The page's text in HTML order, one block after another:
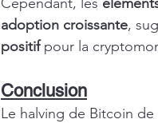
adoption croissante,
positif pour la
Conclusion
Le halving de Bitcoin